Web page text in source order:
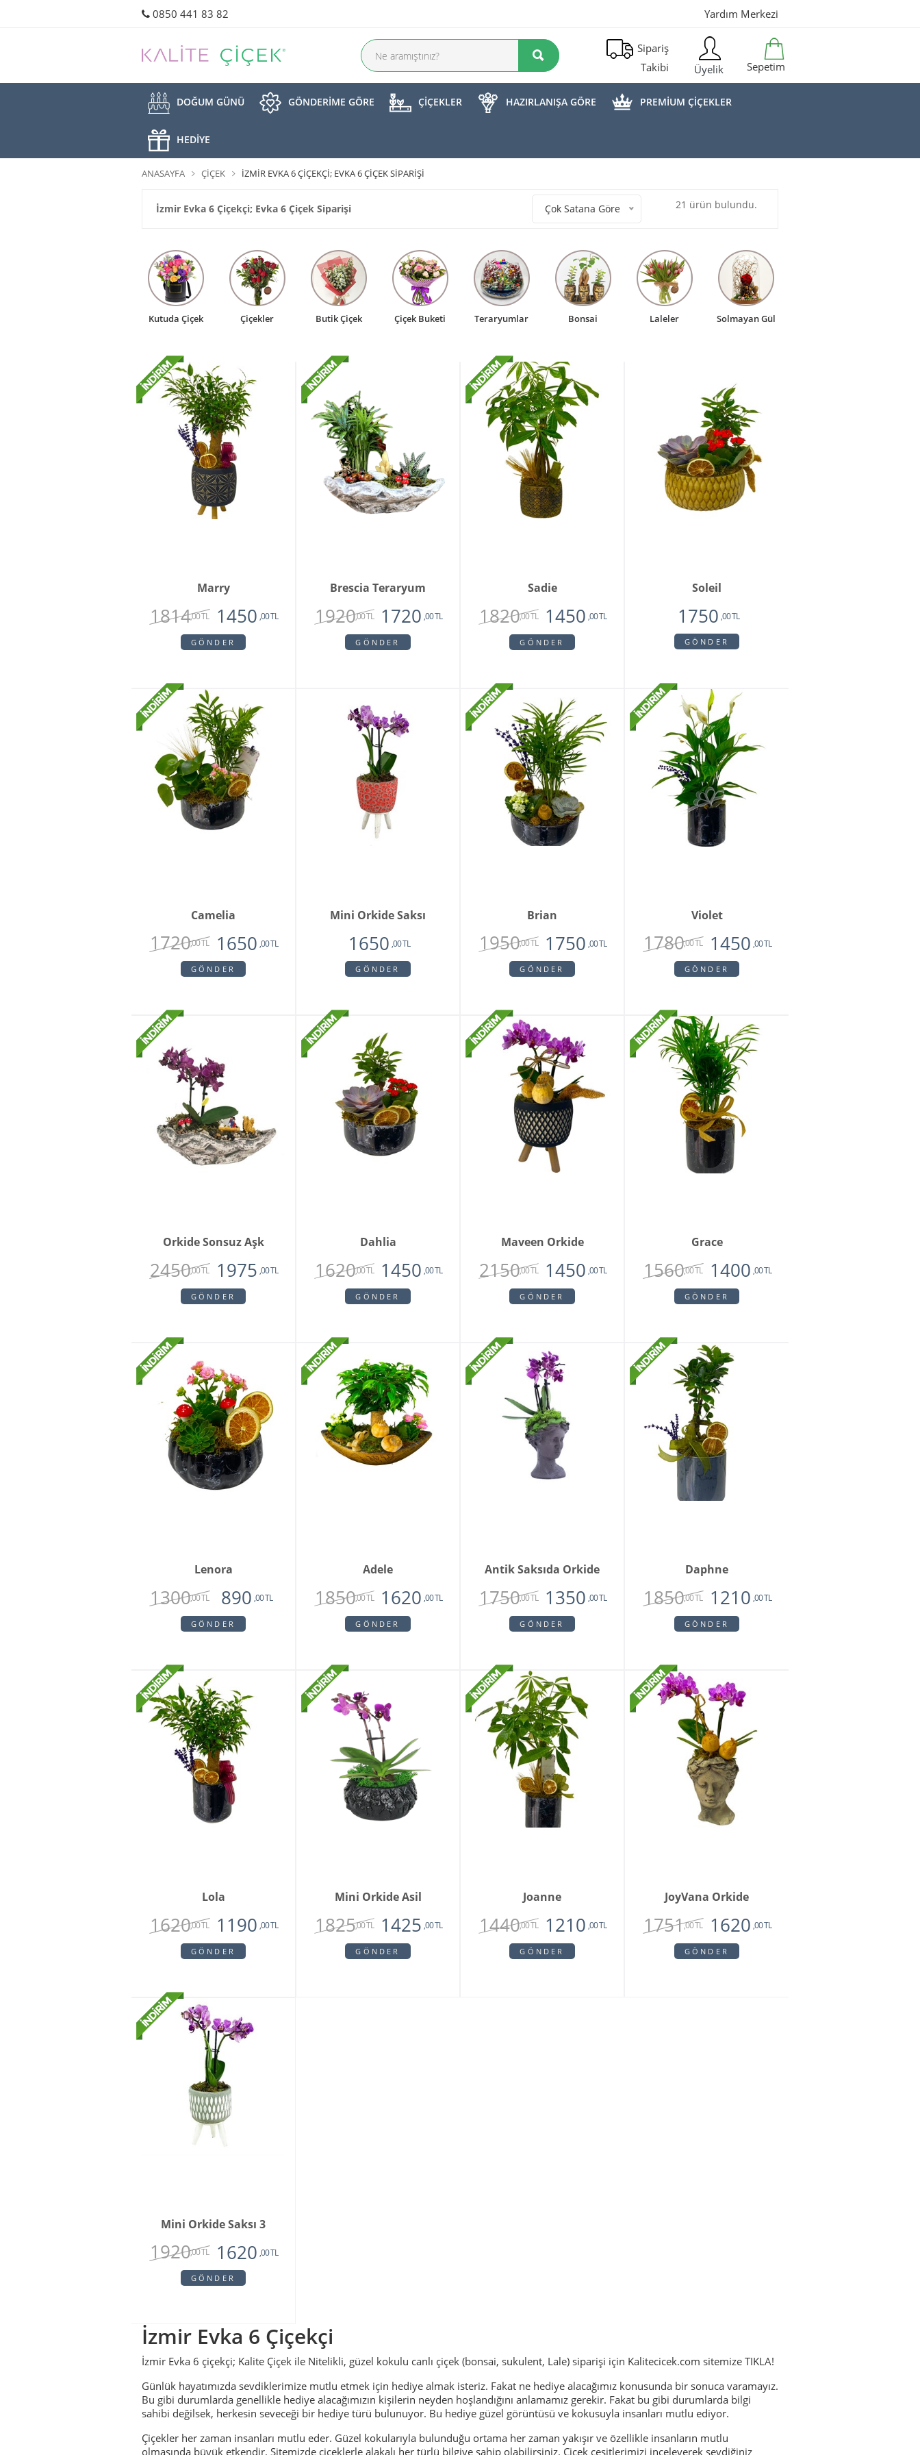
0850 441 83 82 Yardım Merkezi
Sipariş
Takibi
Üyelik Sepetim
DOĞUM GÜNÜ GÖNDERİME GÖRE ÇİÇEKLER HAZIRLANIŞA GÖRE PREMİUM ÇİÇEKLER
HEDİYE
ANASAYFA ÇIÇEK İZMIR EVKA 6 ÇIÇEKÇI; EVKA 6 ÇIÇEK SIPARIŞI
İzmir Evka 6 Çiçekçi; Evka 6 Çiçek Siparişi Çok Satana Göre 21 ürün bulundu.
Kutuda Çiçek Çiçekler Butik Çiçek Çiçek Buketi Teraryumlar Bonsai Laleler Solmayan Gül
Marry
1814,00 TL 1450 ,00 TL
GÖNDER
Brescia Teraryum
1920,00 TL 1720 ,00 TL
GÖNDER
Sadie
1820,00 TL 1450 ,00 TL
GÖNDER
Soleil
1750 ,00 TL
GÖNDER
Camelia
1720,00 TL 1650 ,00 TL
GÖNDER
Mini Orkide Saksı
1650 ,00 TL
GÖNDER
Brian
1950,00 TL 1750 ,00 TL
GÖNDER
Violet
1780,00 TL 1450 ,00 TL
GÖNDER
Orkide Sonsuz Aşk
2450,00 TL 1975 ,00 TL
GÖNDER
Dahlia
1620,00 TL 1450 ,00 TL
GÖNDER
Maveen Orkide
2150,00 TL 1450 ,00 TL
GÖNDER
Grace
1560,00 TL 1400 ,00 TL
GÖNDER
Lenora
1300,00 TL 890 ,00 TL
GÖNDER
Adele
1850,00 TL 1620 ,00 TL
GÖNDER
Antik Saksıda Orkide
1750,00 TL 1350 ,00 TL
GÖNDER
Daphne
1850,00 TL 1210 ,00 TL
GÖNDER
Lola
1620,00 TL 1190 ,00 TL
GÖNDER
Mini Orkide Asil
1825,00 TL 1425 ,00 TL
GÖNDER
Joanne
1440,00 TL 1210 ,00 TL
GÖNDER
JoyVana Orkide
1751,00 TL 1620 ,00 TL
GÖNDER
Mini Orkide Saksı 3
1920,00 TL 1620 ,00 TL
GÖNDER
İzmir Evka 6 Çiçekçi
İzmir Evka 6 çiçekçi; Kalite Çiçek ile Nitelikli, güzel kokulu canlı çiçek (bonsai, sukulent, Lale) siparişi için Kalitecicek.com sitemize TIKLA!
Günlük hayatımızda sevdiklerimize mutlu etmek için hediye almak isteriz. Fakat ne hediye alacağımız konusunda bir sonuca varamayız.
Bu gibi durumlarda genellikle hediye alacağımızın kişilerin neyden hoşlandığını anlamamız gerekir. Fakat bu gibi durumlarda bilgi
sahibi değilsek, herkesin seveceği bir hediye türü bulunuyor. Bu hediye güzel görüntüsü ve kokusuyla insanları mutlu ediyor.
Çiçekler her zaman insanları mutlu eder. Güzel kokularıyla bulunduğu ortama her zaman yakışır ve özellikle insanların mutlu
olmasında büyük etkendir. Sitemizde çiçeklerle alakalı her türlü bilgiye sahip olabilirsiniz. Çiçek çeşitlerimizi inceleyerek sevdiğiniz